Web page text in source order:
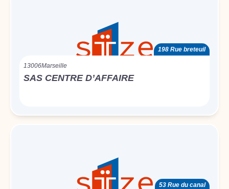
198 Rue breteuil
13006Marseille
SAS CENTRE D’AFFAIRE
53 Rue du canal